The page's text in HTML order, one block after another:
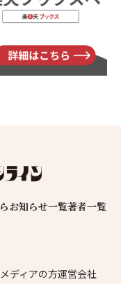
お知らせ一覧著者一覧
メディアの方運営会社